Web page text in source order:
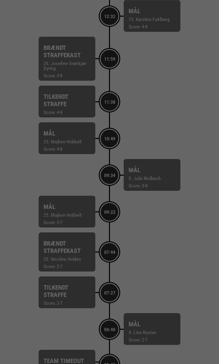
12:32
MÅL
73. Karoline Fahlberg
Score: 4-9
11:59
BRÆNDT
STRAFFEKAST
26. Josefine Grønkjær
Dyring
Score: 4-8
11:38
TILKENDT
STRAFFE
Score: 4-8
10:49
MÅL
25. Majken Hobbelt
Score: 4-8
09:34
MÅL
5. Julie Molbech
Score: 3-8
09:22
MÅL
25. Majken Hobbelt
Score: 3-7
07:44
BRÆNDT
STRAFFEKAST
20. Nicoline Holden
Score: 2-7
07:27
TILKENDT
STRAFFE
Score: 2-7
06:40
MÅL
4. Line Rusten
Score: 2-7
TEAM TIMEOUT